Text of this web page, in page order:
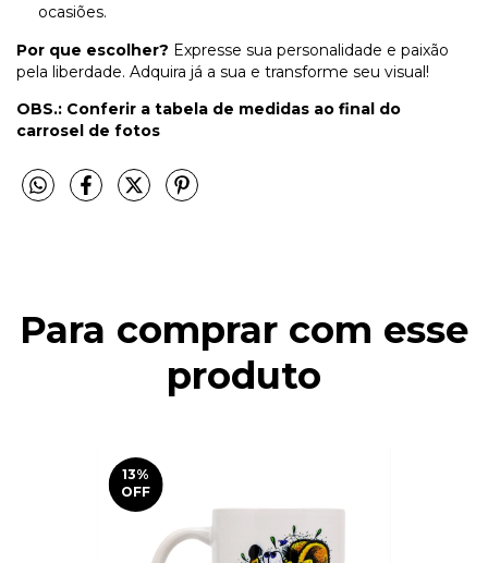
ocasiões.
Por que escolher? Expresse sua personalidade e paixão
pela liberdade. Adquira já a sua e transforme seu visual!
OBS.: Conferir a tabela de medidas ao final do
carrosel de fotos
Para comprar com esse
produto
13%
OFF